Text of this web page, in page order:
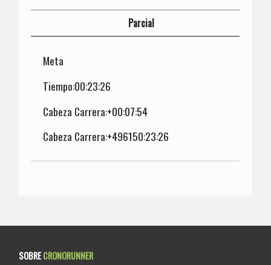
Parcial
Meta
Tiempo:00:23:26
Cabeza Carrera:+00:07:54
Cabeza Carrera:+496150:23:26
SOBRECRONORUNNER